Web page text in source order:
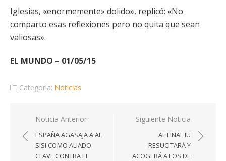
Iglesias, «enormemente» dolido», replicó: «No
comparto esas reflexiones pero no quita que sean
valiosas».
EL MUNDO – 01/05/15
Categoría: Noticias
Navegación
de
entradas
Noticia Anterior
ESPAÑA AGASAJA A AL
SISI COMO ALIADO
CLAVE CONTRA EL
Siguiente Noticia
AL FINAL IU
RESUCITARÁ Y
ACOGERÁ A LOS DE